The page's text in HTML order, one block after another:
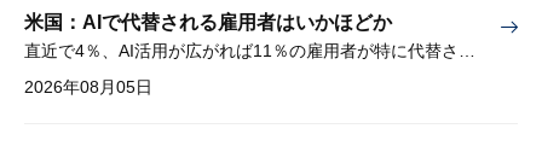
米国：AIで代替される雇用者はいかほどか
2026年08月05日